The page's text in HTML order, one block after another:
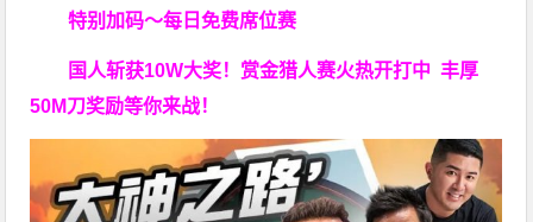
特别加码～每日免费席位赛
国人斩获10W大奖！ 赏金猎人赛火热开打中 丰厚
50M刀奖励等你来战！